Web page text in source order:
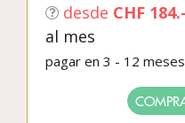
desde CHF 184.-
al mes
pagar en 3 - 12